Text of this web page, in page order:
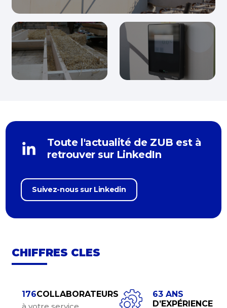
Toute l'actualité de ZUB est à
retrouver sur LinkedIn
Suivez-nous sur Linkedin
CHIFFRES CLES
176COLLABORATEURS
63 ANS
D’EXPÉRIENCE